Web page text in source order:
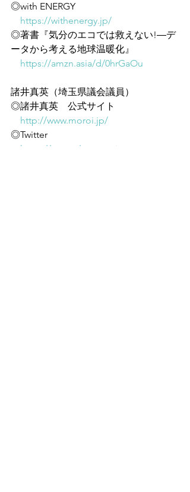
◎with ENERGY
https://withenergy.jp/
◎著書『気分のエコでは救えない!―デ
ータから考える地球温暖化』
https://amzn.asia/d/0hrGaOu
諸井真英（埼玉県議会議員）
◎諸井真英　公式サイト
http://www.moroi.jp/
◎Twitter
https://x.com/moronojapan